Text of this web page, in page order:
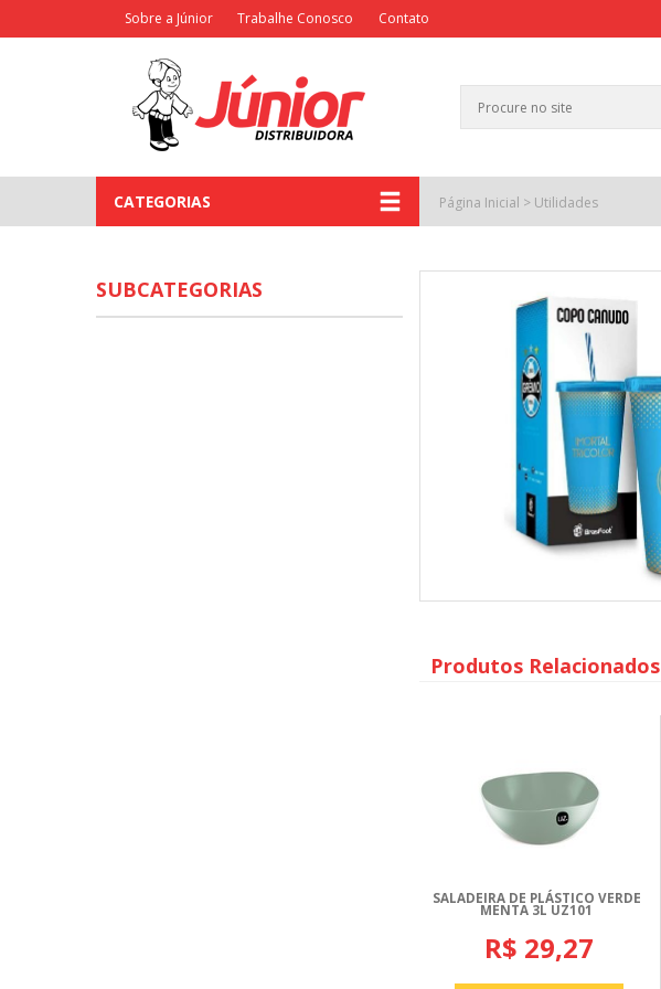
Sobre a Júnior Trabalhe Conosco Contato
CATEGORIAS Página Inicial > Utilidades
Produtos Relacionados
SALADEIRA DE PLÁSTICO VERDE
MENTA 3L UZ101
R$ 29,27
SUBCATEGORIAS